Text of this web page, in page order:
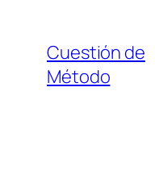
contenido
Cuestión de
Método